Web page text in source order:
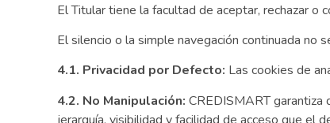
El Titular tiene la facultad de aceptar, rechazar o
El silencio o la simple navegación continuada no
4.1. Privacidad por Defecto: Las cookies de
4.2. No Manipulación: CREDISMART garantiza